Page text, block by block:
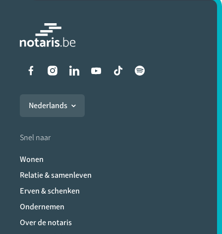
Liens vers les réseaux
Nederlands
Snel naar
Wonen
Relatie & samenleven
Erven & schenken
Ondernemen
Over de notaris